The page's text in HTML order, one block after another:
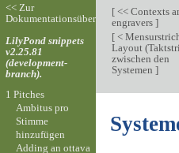
[<< Contexts
engravers ]
[<
Layout
zwischen den
Systemen ]
<< Zur
Dokumentationsübersicht
LilyPond snippets
v2.25.81
(development-
branch).
1 Pitches
Ambitus pro
Stimme
hinzufügen
Adding an ottava